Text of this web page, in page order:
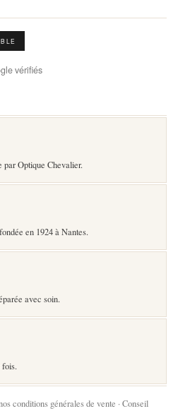
vérifiés
par Optique Chevalier.
en 1924 à Nantes.
avec soin.
fois.
conditions générales de vente · Conseil